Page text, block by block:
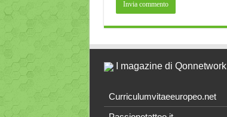
I magazine di Qonnetwork
Curriculumvitaeeuropeo.net